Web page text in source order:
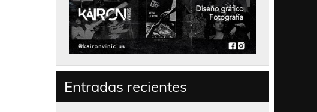
Entradas recientes